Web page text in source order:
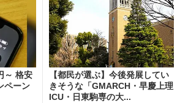
～ 格安
ペーン
【都民が選ぶ】今後発展してい
きそうな「GMARCH・早慶上理
ICU・日東駒専の大...